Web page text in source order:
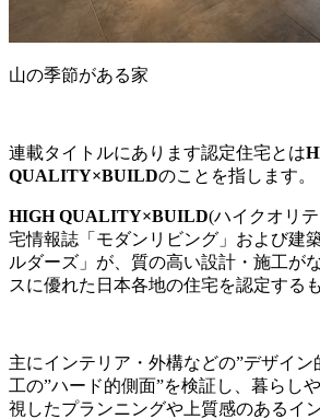
山の季節がある家
連載タイトルにあります認定住宅とは
QUALITY×BUILDのことを指します。
HIGH QUALITY×BUILD(ハイクオリ
宅情報誌「モダンリビング」および建
ルダーズ」が、質の高い設計・施工が
スに優れた日本各地の住宅を認定する
主にインテリア・外構などの”デザイン
工の”ハード的側面”を検証し、暮らし
視したプランニングや上質感のあるイ